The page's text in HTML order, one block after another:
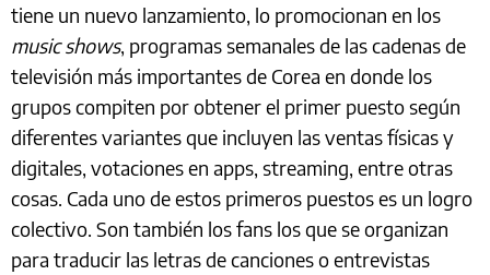
tiene un nuevo lanzamiento, lo promocionan en los
music shows, programas semanales de las cadenas de
televisión más importantes de Corea en donde los
grupos compiten por obtener el primer puesto según
diferentes variantes que incluyen las ventas físicas y
digitales, votaciones en apps, streaming, entre otras
cosas. Cada uno de estos primeros puestos es un logro
colectivo. Son también los fans los que se organizan
para traducir las letras de canciones o entrevistas